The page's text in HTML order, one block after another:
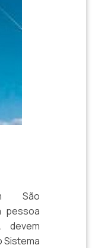
São
pessoa
devem
Sistema